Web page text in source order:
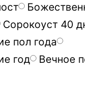
Сорокоуст 40
пол года
год
Вечное